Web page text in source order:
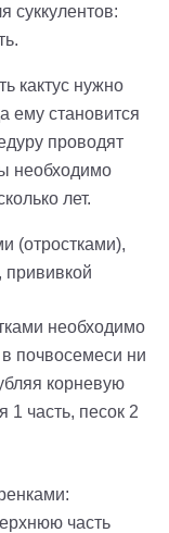
суккулентов:
кактус нужно
ему становится
проводят
необходимо
лет.
(отростками),
необходимо
в почвосемеси ни
корневую
1 часть, песок 2
часть